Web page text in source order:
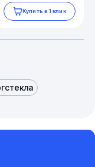
Купить в 1 клик